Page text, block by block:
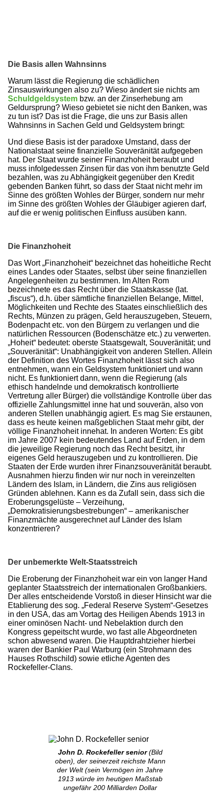
Die Basis allen Wahnsinns
Warum lässt die Regierung die schädlichen
Zinsauswirkungen also zu? Wieso ändert sie nichts am
Schuldgeldsystem bzw. an der Zinserhebung am
Geldursprung? Wieso gebietet sie nicht den Banken, was
zu tun ist? Das ist die Frage, die uns zur Basis allen
Wahnsinns in Sachen Geld und Geldsystem bringt:
Und diese Basis ist der paradoxe Umstand, dass der
Nationalstaat seine finanzielle Souveränität aufgegeben
hat. Der Staat wurde seiner Finanzhoheit beraubt und
muss infolgedessen Zinsen für das von ihm benutzte Geld
bezahlen, was zu Abhängigkeit gegenüber den Kredit
gebenden Banken führt, so dass der Staat nicht mehr im
Sinne des größten Wohles der Bürger, sondern nur mehr
im Sinne des größten Wohles der Gläubiger agieren darf,
auf die er wenig politischen Einfluss ausüben kann.
Die Finanzhoheit
Das Wort „Finanzhoheit“ bezeichnet das hoheitliche Recht
eines Landes oder Staates, selbst über seine finanziellen
Angelegenheiten zu bestimmen. Im Alten Rom
bezeichnete es das Recht über die Staatskasse (lat.
„fiscus“), d.h. über sämtliche finanziellen Belange, Mittel,
Möglichkeiten und Rechte des Staates einschließlich des
Rechts, Münzen zu prägen, Geld herauszugeben, Steuern,
Bodenpacht etc. von den Bürgern zu verlangen und die
natürlichen Ressourcen (Bodenschätze etc.) zu verwerten.
„Hoheit“ bedeutet: oberste Staatsgewalt, Souveränität; und
„Souveränität“: Unabhängigkeit von anderen Stellen. Allein
der Definition des Wortes Finanzhoheit lässt sich also
entnehmen, wann ein Geldsystem funktioniert und wann
nicht. Es funktioniert dann, wenn die Regierung (als
ethisch handelnde und demokratisch kontrollierte
Vertretung aller Bürger) die vollständige Kontrolle über das
offizielle Zahlungsmittel inne hat und souverän, also von
anderen Stellen unabhängig agiert. Es mag Sie erstaunen,
dass es heute keinen maßgeblichen Staat mehr gibt, der
völlige Finanzhoheit innehat. In anderen Worten: Es gibt
im Jahre 2007 kein bedeutendes Land auf Erden, in dem
die jeweilige Regierung noch das Recht besitzt, ihr
eigenes Geld herauszugeben und zu kontrollieren. Die
Staaten der Erde wurden ihrer Finanzsouveränität beraubt.
Ausnahmen hierzu finden wir nur noch in vereinzelten
Ländern des Islam, in Ländern, die Zins aus religiösen
Gründen ablehnen. Kann es da Zufall sein, dass sich die
Eroberungsgelüste – Verzeihung,
„Demokratisierungsbestrebungen“ – amerikanischer
Finanzmächte ausgerechnet auf Länder des Islam
konzentrieren?
Der unbemerkte Welt-Staatsstreich
Die Eroberung der Finanzhoheit war ein von langer Hand
geplanter Staatsstreich der internationalen Großbankiers.
Der alles entscheidende Vorstoß in dieser Hinsicht war die
Etablierung des sog. „Federal Reserve System“-Gesetzes
in den USA, das am Vortag des Heiligen Abends 1913 in
einer ominösen Nacht- und Nebelaktion durch den
Kongress gepeitscht wurde, wo fast alle Abgeordneten
schon abwesend waren. Die Hauptdrahtzieher hierbei
waren der Bankier Paul Warburg (ein Strohmann des
Hauses Rothschild) sowie etliche Agenten des
Rockefeller-Clans.
John D. Rockefeller senior(Bild
oben), der seinerzeit reichste Mann
der Welt (sein Vermögen im Jahre
1913 würde im heutigen Maßstab
ungefähr 200 Milliarden Dollar